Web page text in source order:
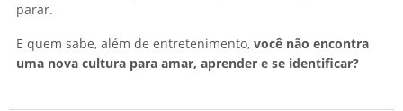
parar.
E quem sabe, além de entretenimento, você não encontra
uma nova cultura para amar, aprender e se identificar?